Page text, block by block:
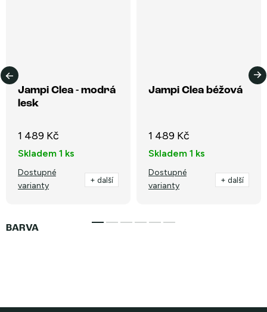
Jampi Clea - modrá
lesk
1 489 Kč
Skladem 1 ks
Dostupné
varianty
+ další
Jampi Clea béžová
1 489 Kč
Skladem 1 ks
Dostupné
varianty
+ další